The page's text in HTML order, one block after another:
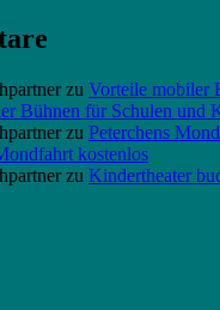
zu Vorteile mobiler
Bühnen für Schulen und
zu Peterchens
kostenlos
zu Kindertheater